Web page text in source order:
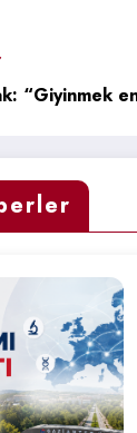
“Giyinmek